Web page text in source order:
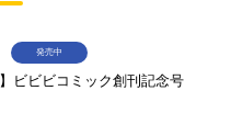
】ビビビコミック創刊記念号
発売中